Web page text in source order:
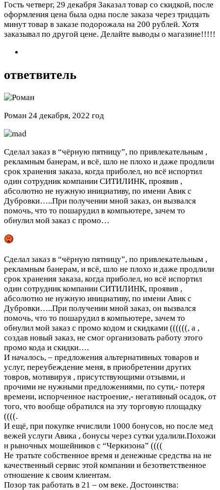
Гость четверг, 29 декабря Заказал товар со скидкой, после
оформления цена была одна после заказа через тридцать
минут товар в заказе подорожала на 200 рублей. Хотя
заказывал по другой цене. Делайте выводы о магазине!!!!!
ответвитель
Роман 24 декабря, 2022 год
Сделал заказ в “чёрную пятницу”, по привлекательным ,
рекламным банерам, и всё, шло не плохо и даже продлили
срок хранения заказа, когда приболел, но всё испортил
один сотрудник компании СИТИЛИНК, проявив ,
абсолютно не нужную инициативу, по имени Авик с
Дубровки…..При получении мной заказ, он вызвался
помочь, что то пошарудил в компьютере, зачем то
обнулил мой заказ с промо…
Сделал заказ в “чёрную пятницу”, по привлекательным ,
рекламным банерам, и всё, шло не плохо и даже продлили
срок хранения заказа, когда приболел, но всё испортил
один сотрудник компании СИТИЛИНК, проявив ,
абсолютно не нужную инициативу, по имени Авик с
Дубровки…..При получении мной заказ, он вызвался
помочь, что то пошарудил в компьютере, зачем то
обнулил мой заказ с промо кодом и скидками ((((((, а ,
создав новый заказ, не смог организовать работу этого
промо кода и скидки….
И началось, – предложения альтернативных товаров и
услуг, переубеждение меня, в приобретении других
товров, мотивируя , присутствующими отзывми, и
прочими не нужными предложениями, по сути,- потеря
времени, испорченное настроение,- негативный осадок, от
того, что вообще обратился на эту торговую площадку
((((.
И ещё, при покупке нчислили 1000 бонусов, но после мед
вежей услуги Авика , бонусы через сутки удалили.Похожи
н рыночных мошейников с “Черкизона” ((((
Не тратьте собственное время и денежные средства на не
качественный сервис этой компании и безответственное
отношение к своим клиентам.
Позор так работать в 21 – ом веке. Достоинства: